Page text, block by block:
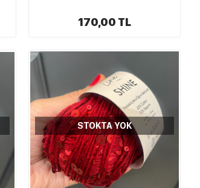
170,00 TL
STOKTA YOK